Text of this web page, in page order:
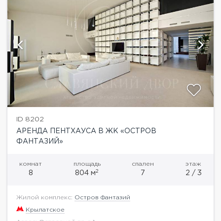
ID 8202
АРЕНДА ПЕНТХАУСА В ЖК «ОСТРОВ
ФАНТАЗИЙ»
комнат
8
площадь
804 м2
спален
7
этаж
2 / 3
Жилой комплекс: Остров Фантазий
Крылатское